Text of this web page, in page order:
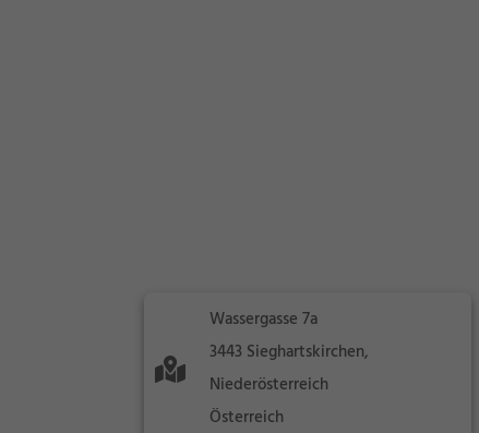
Wassergasse 7a
3443 Sieghartskirchen,
Niederösterreich
Österreich